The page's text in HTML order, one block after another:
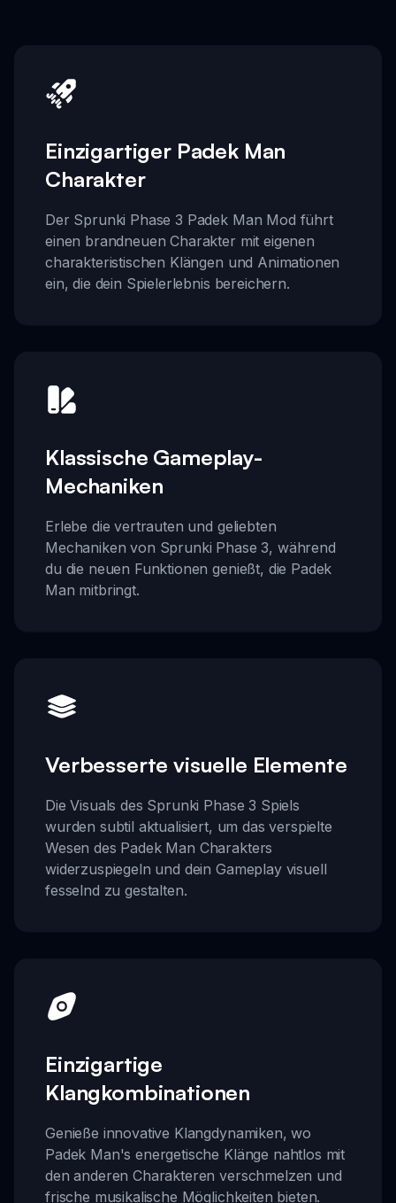
Einzigartiger Padek Man
Charakter
Der Sprunki Phase 3 Padek Man Mod führt
einen brandneuen Charakter mit eigenen
charakteristischen Klängen und Animationen
ein, die dein Spielerlebnis bereichern.
Klassische Gameplay-
Mechaniken
Erlebe die vertrauten und geliebten
Mechaniken von Sprunki Phase 3, während
du die neuen Funktionen genießt, die Padek
Man mitbringt.
Verbesserte visuelle Elemente
Die Visuals des Sprunki Phase 3 Spiels
wurden subtil aktualisiert, um das verspielte
Wesen des Padek Man Charakters
widerzuspiegeln und dein Gameplay visuell
fesselnd zu gestalten.
Einzigartige
Klangkombinationen
Genieße innovative Klangdynamiken, wo
Padek Man's energetische Klänge nahtlos mit
den anderen Charakteren verschmelzen und
frische musikalische Möglichkeiten bieten.